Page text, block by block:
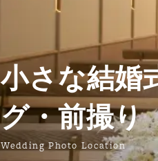
小さな結婚
グ・前撮り
Wedding Photo Location